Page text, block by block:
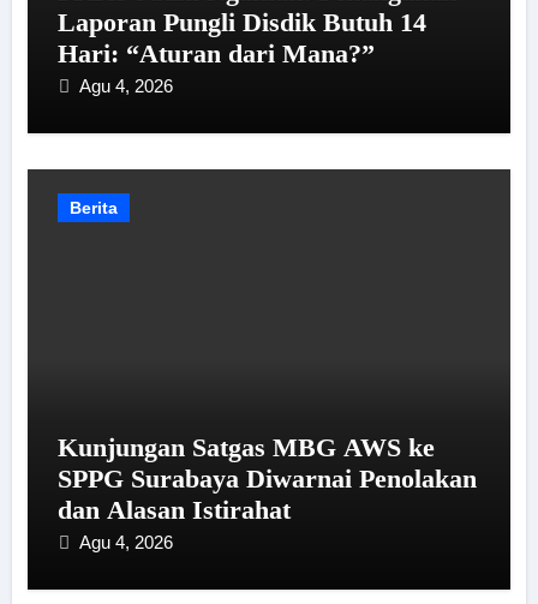
Laporan Pungli Disdik Butuh 14
Hari: “Aturan dari Mana?”
Agu 4, 2026
Berita
Kunjungan Satgas MBG AWS ke
SPPG Surabaya Diwarnai Penolakan
dan Alasan Istirahat
Agu 4, 2026